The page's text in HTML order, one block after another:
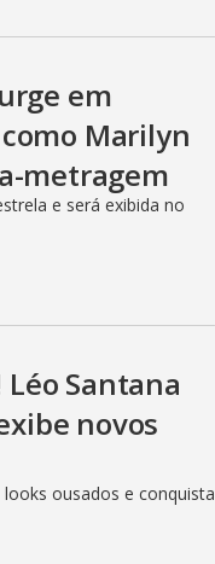
em
Marilyn
metragem
e será exibida no
Santana
novos
ousados e conquista